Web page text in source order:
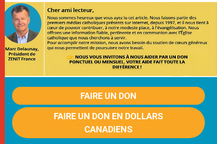
FAIRE UN DON
FAIRE UN DON EN DOLLARS
CANADIENS